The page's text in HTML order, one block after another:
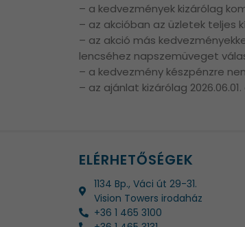
– a kedvezmények kizárólag
– az akcióban az üzletek teljes
– az akció más
lencséhez napszemüveget
– a kedvezmény készpénzre
– az ajánlat kizárólag
ELÉRHETŐSÉGEK
1134 Bp., Váci út 29-31.
Vision Towers irodaház
+36 1 465 3100